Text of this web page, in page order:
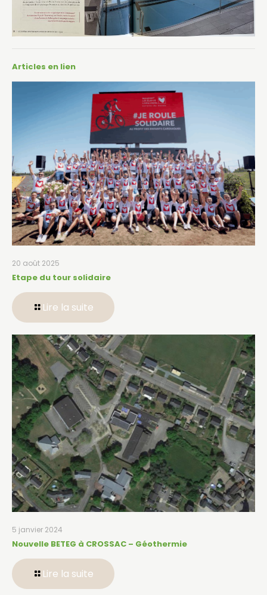
Articles en lien
20 août 2025
Etape du tour solidaire
Lire la suite
5 janvier 2024
Nouvelle BETEG à CROSSAC – Géothermie
Lire la suite